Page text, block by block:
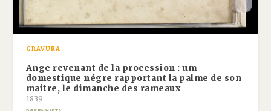
GRAVURA
Ange revenant de la procession : um
domestique négre rapportant la palme de son
maitre, le dimanche des rameaux
1839